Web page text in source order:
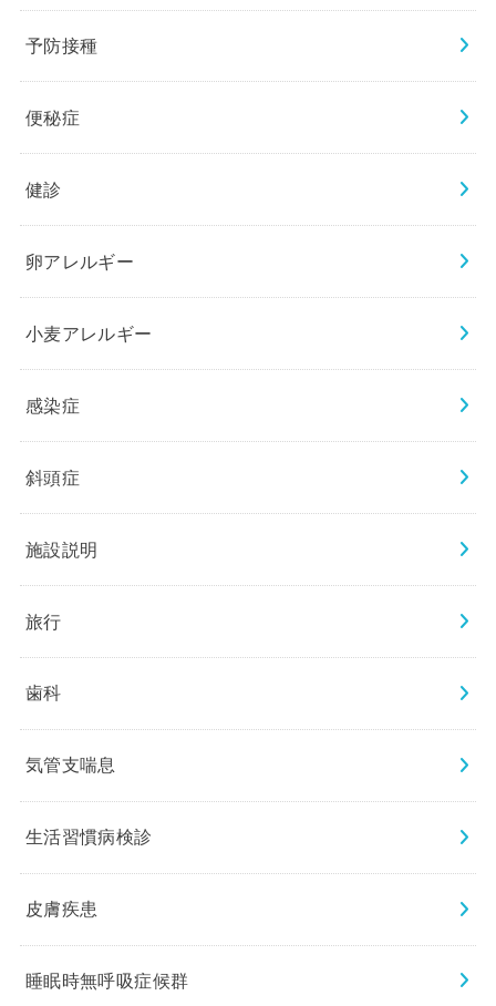
予防接種
便秘症
健診
卵アレルギー
小麦アレルギー
感染症
斜頭症
施設説明
旅行
歯科
気管支喘息
生活習慣病検診
皮膚疾患
睡眠時無呼吸症候群